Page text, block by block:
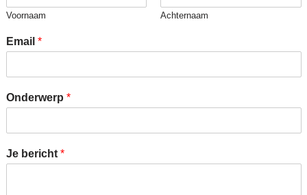
Voornaam Achternaam
Email *
Onderwerp *
Je bericht *